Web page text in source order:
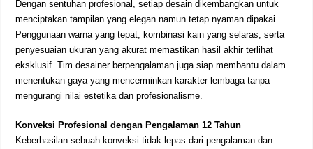
Dengan sentuhan profesional, setiap desain dikembangkan untuk
menciptakan tampilan yang elegan namun tetap nyaman dipakai.
Penggunaan warna yang tepat, kombinasi kain yang selaras, serta
penyesuaian ukuran yang akurat memastikan hasil akhir terlihat
eksklusif. Tim desainer berpengalaman juga siap membantu dalam
menentukan gaya yang mencerminkan karakter lembaga tanpa
mengurangi nilai estetika dan profesionalisme.
Konveksi Profesional dengan Pengalaman 12 Tahun
Keberhasilan sebuah konveksi tidak lepas dari pengalaman dan